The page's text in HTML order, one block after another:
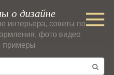
о дизайне
интерьера, советы по
фото видео
примеры